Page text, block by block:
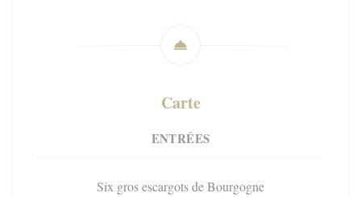
Carte
ENTRÉES
Six gros escargots de Bourgogne